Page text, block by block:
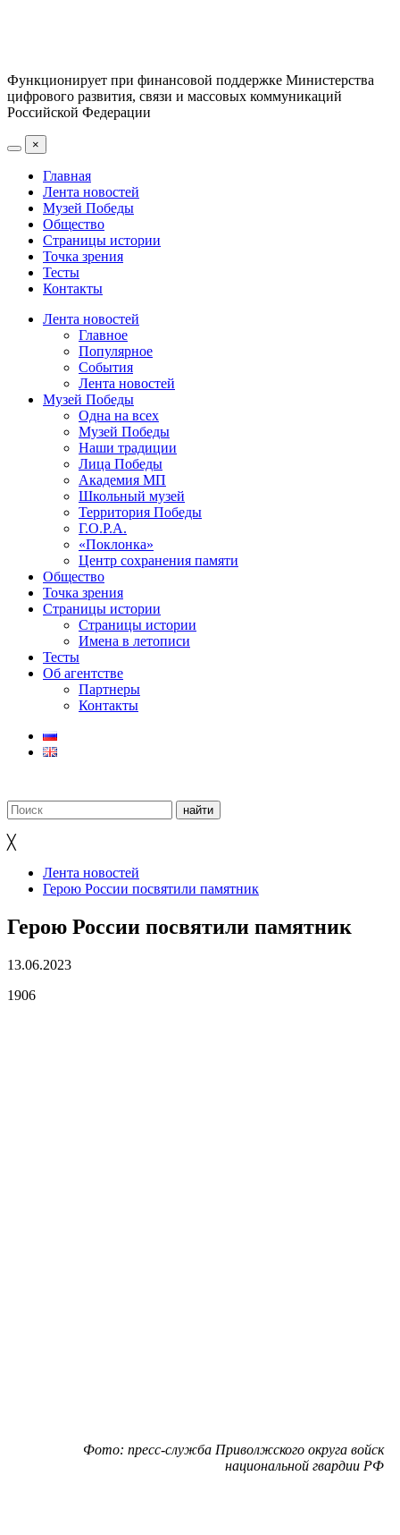
Функционирует при финансовой поддержке Министерства
цифрового развития, связи и массовых коммуникаций
Российской Федерации
×
Главная
Лента новостей
Музей Победы
Общество
Страницы истории
Точка зрения
Тесты
Контакты
Лента новостей
Главное
Популярное
События
Лента новостей
Музей Победы
Одна на всех
Музей Победы
Наши традиции
Лица Победы
Академия МП
Школьный музей
Территория Победы
Г.О.Р.А.
«Поклонка»
Центр сохранения памяти
Общество
Точка зрения
Страницы истории
Страницы истории
Имена в летописи
Тесты
Об агентстве
Партнеры
Контакты
╳
Лента новостей
Герою России посвятили памятник
Герою России посвятили памятник
13.06.2023
1906
Фото: пресс-служба Приволжского округа войск
национальной гвардии РФ